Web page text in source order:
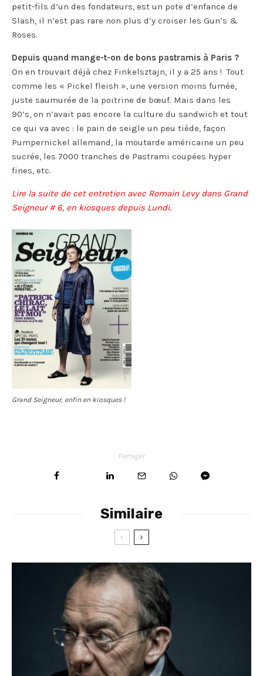
petit-fils d’un des fondateurs, est un pote d’enfance de
Slash, il n’est pas rare non plus d’y croiser les Gun’s &
Roses.
Depuis quand mange-t-on de bons pastramis à Paris ?
On en trouvait déjà chez Finkelsztajn, il y a 25 ans ! Tout
comme les « Pickel fleish », une version moins fumée,
juste saumurée de la poitrine de bœuf. Mais dans les
90’s, on n’avait pas encore la culture du sandwich et tout
ce qui va avec : le pain de seigle un peu tiède, façon
Pumpernickel allemand, la moutarde américaine un peu
sucrée, les 7000 tranches de Pastrami coupées hyper
fines, etc.
Lire la suite de cet entretien avec Romain Levy dans Grand
Seigneur # 6, en kiosques depuis Lundi.
Grand Seigneur, enfin en kiosques !
Partager
Similaire